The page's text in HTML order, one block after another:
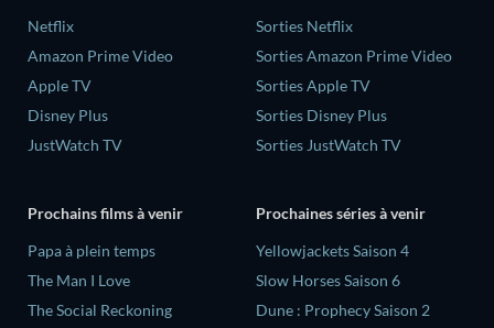
Netflix
Amazon Prime Video
Apple TV
Disney Plus
JustWatch TV
Sorties Netflix
Sorties Amazon Prime Video
Sorties Apple TV
Sorties Disney Plus
Sorties JustWatch TV
Prochains films à venir
‎Papa à plein temps
The Man I Love
The Social Reckoning
Prochaines séries à venir
Yellowjackets Saison 4
Slow Horses Saison 6
Dune : Prophecy Saison 2